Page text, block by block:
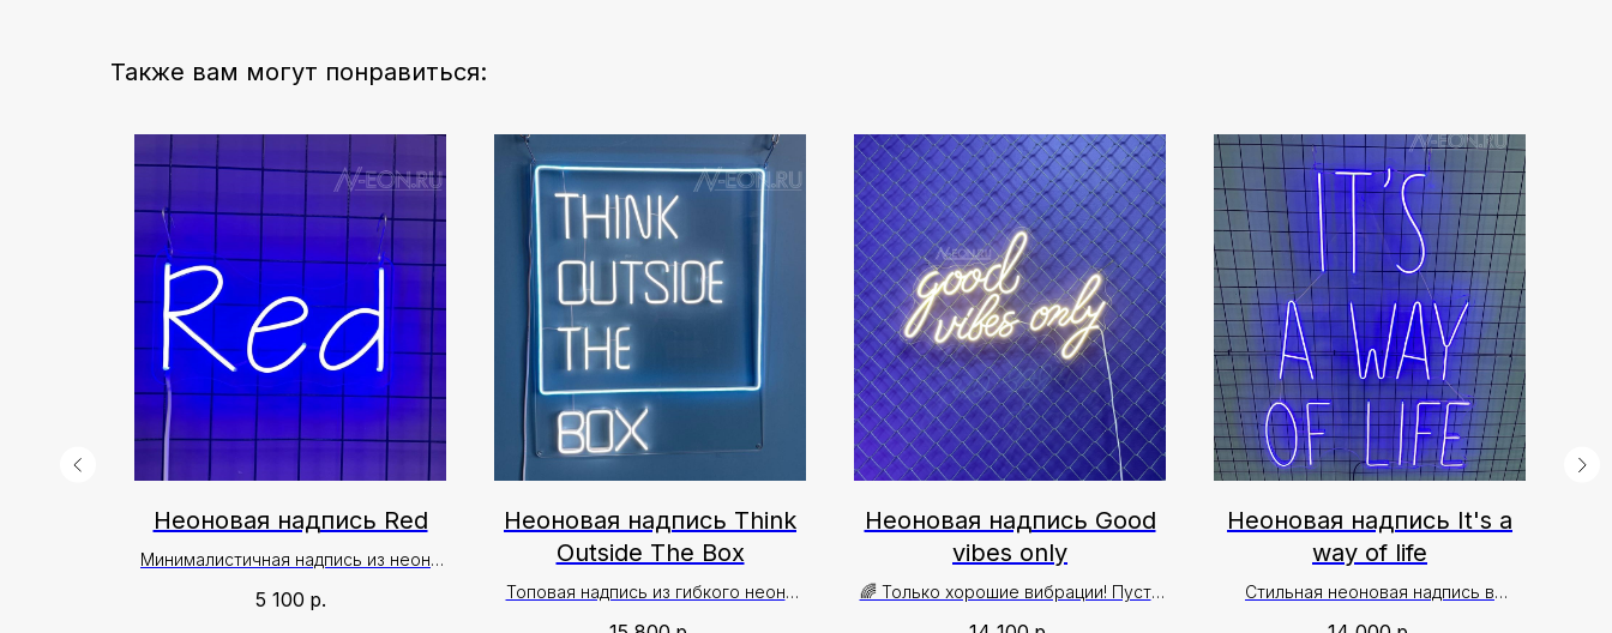
Также вам могут понравиться:
Неоновая надпись Red
Минималистичная надпись из неона
5 100 р.
Неоновая надпись Think
Outside The Box
Топовая надпись из гибкого неона
Неоновая надпись Good
vibes only
🌈 Только хорошие вибрации! Пусть
Неоновая надпись It's a
way of life
Стильная неоновая надпись в